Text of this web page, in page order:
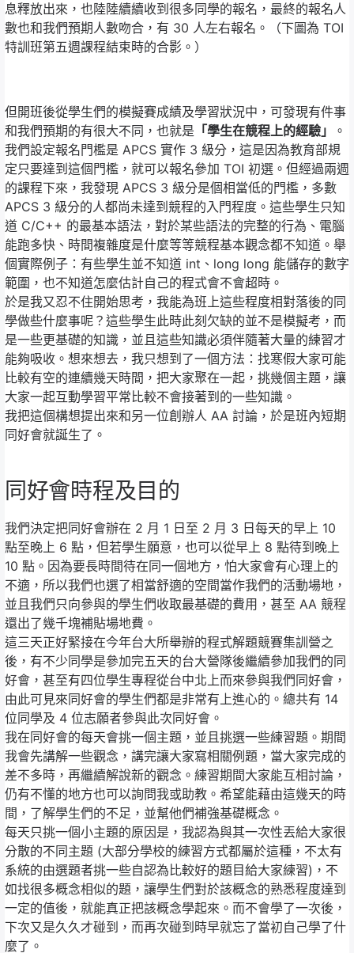
息釋放出來，也陸陸續續收到很多同學的報名，最終的報名人
數也和我們預期人數吻合，有 30 人左右報名。（下圖為 TOI
特訓班第五週課程結束時的合影。）
但開班後從學生們的模擬賽成績及學習狀況中，可發現有件事
和我們預期的有很大不同，也就是 「學生在競程上的經驗」
。
我們設定報名門檻是 APCS 實作 3 級分，這是因為教育部規
定只要達到這個門檻，就可以報名參加 TOI 初選。但經過兩週
的課程下來，我發現 APCS 3 級分是個相當低的門檻，多數
APCS 3 級分的人都尚未達到競程的入門程度。這些學生只知
道 C/C++ 的最基本語法，對於某些語法的完整的行為、電腦
能跑多快、時間複雜度是什麼等等競程基本觀念都不知道。舉
個實際例子：有些學生並不知道 int、long long 能儲存的數字
範圍，也不知道怎麼估計自己的程式會不會超時。
於是我又忍不住開始思考，我能為班上這些程度相對落後的同
學做些什麼事呢？這些學生此時此刻欠缺的並不是模擬考，而
是一些更基礎的知識，並且這些知識必須伴隨著大量的練習才
能夠吸收。想來想去，我只想到了一個方法：找寒假大家可能
比較有空的連續幾天時間，把大家聚在一起，挑幾個主題，讓
大家一起互動學習平常比較不會接著到的一些知識。
我把這個構想提出來和另一位創辦人 AA 討論，於是班內短期
同好會就誕生了。
同好會時程及目的
我們決定把同好會辦在 2 月 1 日至 2 月 3 日每天的早上 10
點至晚上 6 點，但若學生願意，也可以從早上 8 點待到晚上
10 點。因為要長時間待在同一個地方，怕大家會有心理上的
不適，所以我們也選了相當舒適的空間當作我們的活動場地，
並且我們只向參與的學生們收取最基礎的費用，甚至 AA 競程
還出了幾千塊補貼場地費。
這三天正好緊接在今年台大所舉辦的程式解題競賽集訓營之
後，有不少同學是參加完五天的台大營隊後繼續參加我們的同
好會，甚至有四位學生專程從台中北上而來參與我們同好會，
由此可見來同好會的學生們都是非常有上進心的。總共有 14
位同學及 4 位志願者參與此次同好會。
我在同好會的每天會挑一個主題，並且挑選一些練習題。期間
我會先講解一些觀念，講完讓大家寫相關例題，當大家完成的
差不多時，再繼續解說新的觀念。練習期間大家能互相討論，
仍有不懂的地方也可以詢問我或助教。希望能藉由這幾天的時
間，了解學生們的不足，並幫他們補強基礎概念。
每天只挑一個小主題的原因是，我認為與其一次性丟給大家很
分散的不同主題 (大部分學校的練習方式都屬於這種，不太有
系統的由選題者挑一些自認為比較好的題目給大家練習)，不
如找很多概念相似的題，讓學生們對於該概念的熟悉程度達到
一定的值後，就能真正把該概念學起來。而不會學了一次後，
下次又是久久才碰到，而再次碰到時早就忘了當初自己學了什
麼了。